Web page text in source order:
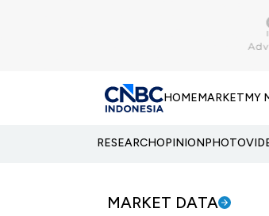
HOMEMARKETMY
RESEARCHOPINIONPHOTO
MARKET DATA